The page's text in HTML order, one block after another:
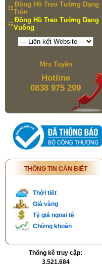
Đồng Hồ Treo Tường Dạng
Tròn
Đồng Hồ Treo Tường Dạng
Vuông
Mrs Tuyền
Hotline
0838 975 299
THÔNG TIN CẦN BIẾT
Thời tiết
Giá vàng
Tỷ giá ngoại tệ
Chứng khoán
Thống kê truy cập:
3.521.684